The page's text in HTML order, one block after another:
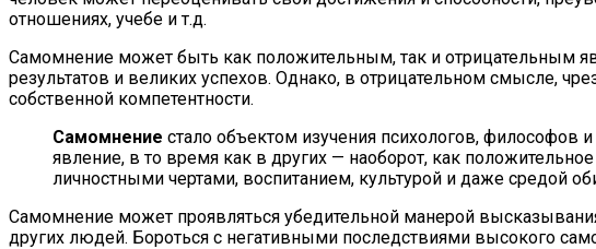
отношениях, учебе и т.д.
Самомнение может быть как положительным, так и отрицательным
результатов и великих успехов. Однако, в отрицательном смысле,
собственной компетентности.
Самомнение стало объектом изучения психологов, философов
явление, в то время как в других — наоборот, как
личностными чертами, воспитанием, культурой и даже средой
Самомнение может проявляться убедительной манерой
других людей. Бороться с негативными последствиями высокого